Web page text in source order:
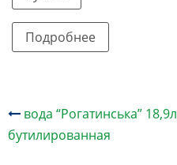
має
кілька
Подробнее
Навігація
по
запису
вода “Рогатинська” 18,9л
бутилированная